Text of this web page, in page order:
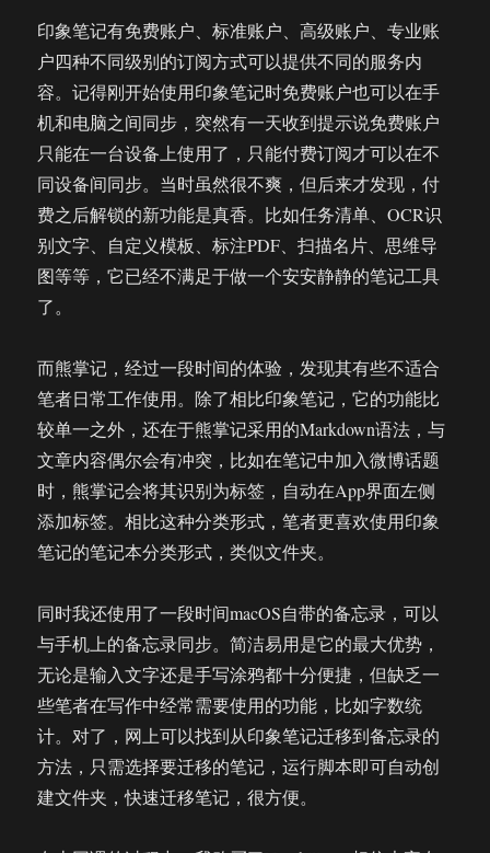
印象笔记有免费账户、标准账户、高级账户、专业账
户四种不同级别的订阅方式可以提供不同的服务内
容。记得刚开始使用印象笔记时免费账户也可以在手
机和电脑之间同步，突然有一天收到提示说免费账户
只能在一台设备上使用了，只能付费订阅才可以在不
同设备间同步。当时虽然很不爽，但后来才发现，付
费之后解锁的新功能是真香。比如任务清单、OCR识
别文字、自定义模板、标注PDF、扫描名片、思维导
图等等，它已经不满足于做一个安安静静的笔记工具
了。
而熊掌记，经过一段时间的体验，发现其有些不适合
笔者日常工作使用。除了相比印象笔记，它的功能比
较单一之外，还在于熊掌记采用的Markdown语法，与
文章内容偶尔会有冲突，比如在笔记中加入微博话题
时，熊掌记会将其识别为标签，自动在App界面左侧
添加标签。相比这种分类形式，笔者更喜欢使用印象
笔记的笔记本分类形式，类似文件夹。
同时我还使用了一段时间macOS自带的备忘录，可以
与手机上的备忘录同步。简洁易用是它的最大优势，
无论是输入文字还是手写涂鸦都十分便捷，但缺乏一
些笔者在写作中经常需要使用的功能，比如字数统
计。对了，网上可以找到从印象笔记迁移到备忘录的
方法，只需选择要迁移的笔记，运行脚本即可自动创
建文件夹，快速迁移笔记，很方便。